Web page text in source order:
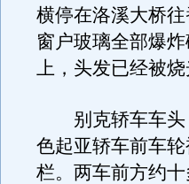
横停在洛溪大桥
窗户玻璃全部爆
上，头发已经被烧
别克轿车车头
色起亚轿车前车
栏。两车前方约